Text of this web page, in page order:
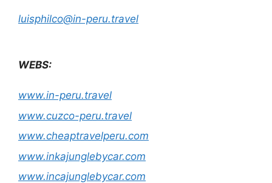
luisphilco@in-peru.travel
WEBS:
www.in-peru.travel
www.cuzco-peru.travel
www.cheaptravelperu.com
www.inkajunglebycar.com
www.incajunglebycar.com